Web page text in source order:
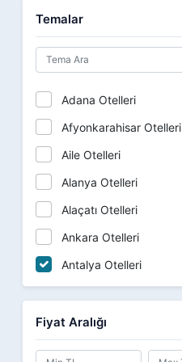
Deluxe
HOTEL
Hotel
KÖYÜ
Lidya
Oruçoğlu
Otel
Otelleri
Pardıse
Resort
SEA
Temalar
Adana Otelleri
Afyonkarahisar Otelleri
Aile Otelleri
Alanya Otelleri
Alaçatı Otelleri
Ankara Otelleri
Antalya Otelleri
Avantajlı Oteller
Aydın Otelleri
Fiyat Aralığı